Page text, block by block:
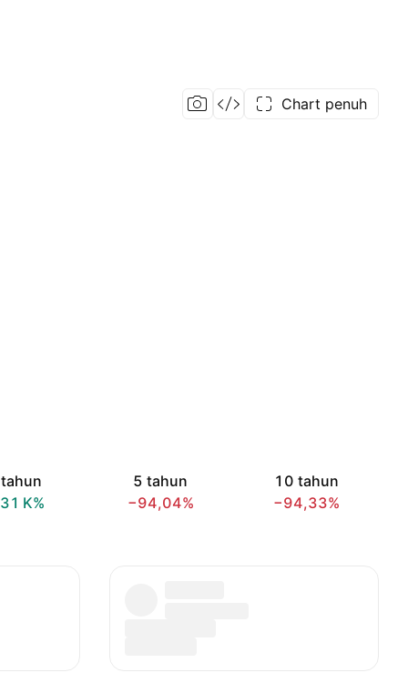
Chart penuh
‪1,31 K‬%
5 tahun
−94,04%
10 tahun
−94,33%